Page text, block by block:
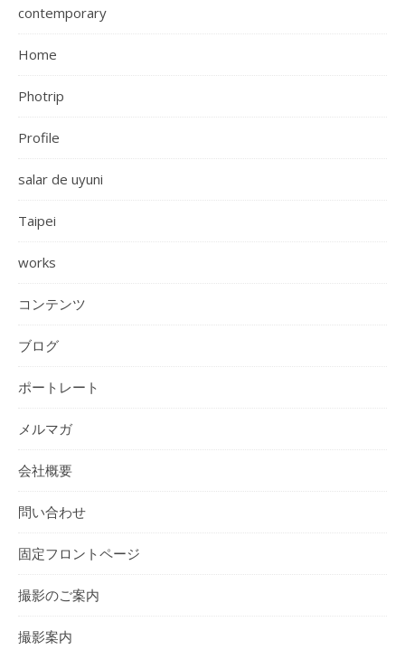
contemporary
Home
Photrip
Profile
salar de uyuni
Taipei
works
コンテンツ
ブログ
ポートレート
メルマガ
会社概要
問い合わせ
固定フロントページ
撮影のご案内
撮影案内